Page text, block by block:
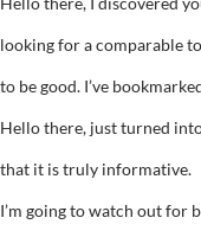
looking for a comparable
to be good. I’ve
Hello there, just turned
that it is truly informative.
I’m going to watch out for